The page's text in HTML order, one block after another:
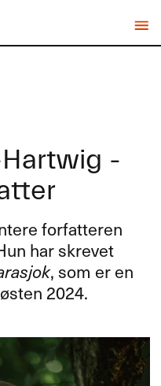
-
forfatteren
har skrevet
, som er en
2024.